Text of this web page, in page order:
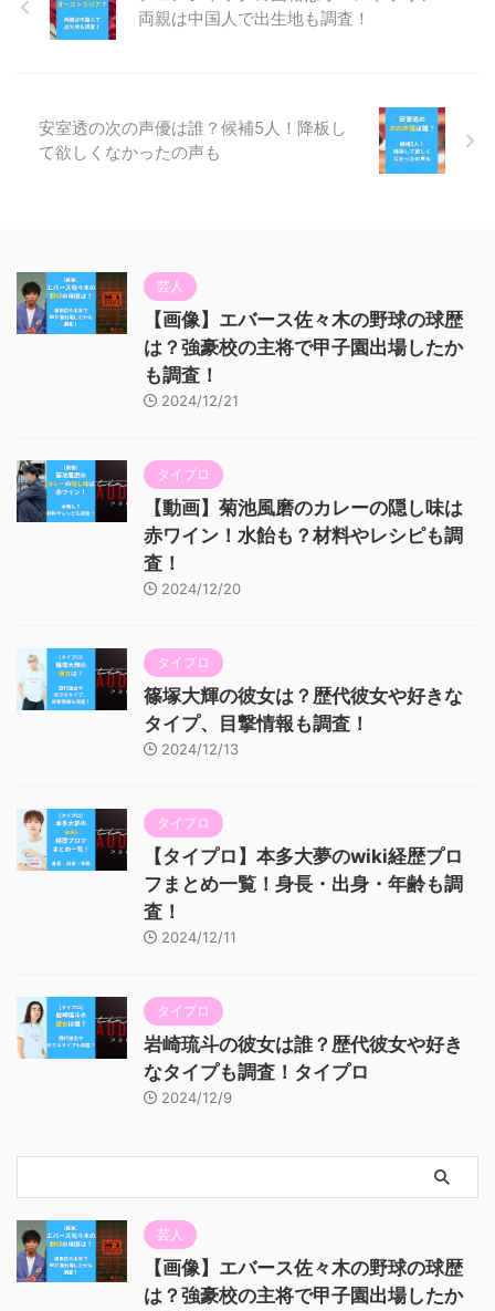
両親は中国人で出生地も調査！
安室透の次の声優は誰？候補5人！降板し
て欲しくなかったの声も
芸人
【画像】エバース佐々木の野球の球歴
は？強豪校の主将で甲子園出場したか
も調査！
2024/12/21
タイプロ
【動画】菊池風磨のカレーの隠し味は
赤ワイン！水飴も？材料やレシピも調
査！
2024/12/20
タイプロ
篠塚大輝の彼女は？歴代彼女や好きな
タイプ、目撃情報も調査！
2024/12/13
タイプロ
【タイプロ】本多大夢のwiki経歴プロ
フまとめ一覧！身長・出身・年齢も調
査！
2024/12/11
タイプロ
岩崎琉斗の彼女は誰？歴代彼女や好き
なタイプも調査！タイプロ
2024/12/9
芸人
【画像】エバース佐々木の野球の球歴
は？強豪校の主将で甲子園出場したか